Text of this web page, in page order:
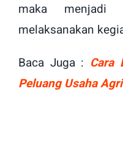
maka menjadi
melaksanakan
Baca Juga : Cara
Peluang Usaha